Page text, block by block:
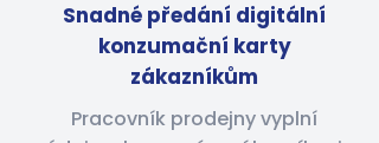
Snadné předání digitální
konzumační karty
zákazníkům
Pracovník prodejny vyplní